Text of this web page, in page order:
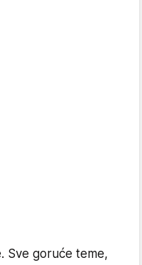
Sve goruće teme,